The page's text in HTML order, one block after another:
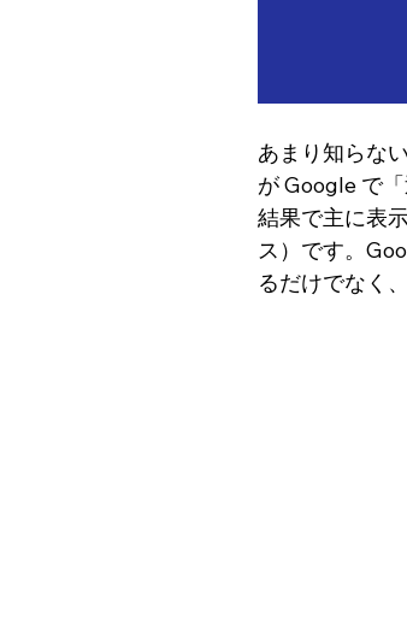
あまり知らな
が Google で
結果で主に表
ス）です。
るだけでなく